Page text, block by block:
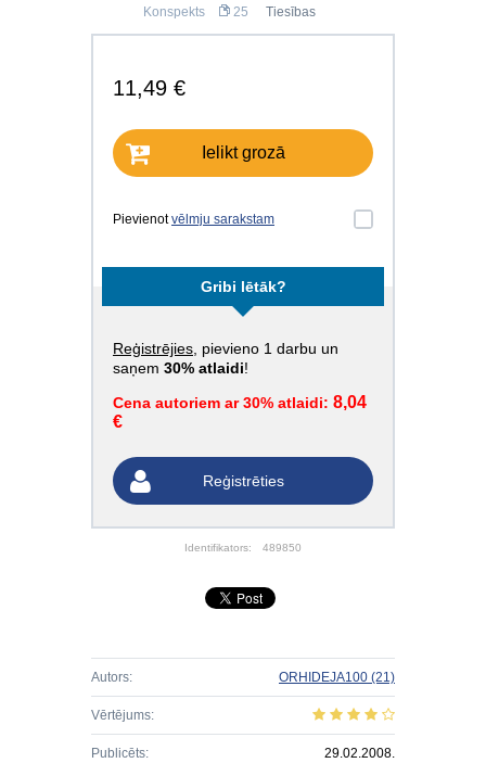
Konspekts 25 Tiesības
11,49 €
Ielikt grozā
Pievienotvēlmju sarakstam
Gribi lētāk?
Reģistrējies , pievieno 1 darbu un
saņem 30% atlaidi!
Cena autoriem ar 30% atlaidi: 8,04
€
Reģistrēties
Identifikators: 489850
Autors: ORHIDEJA100 (21)
Vērtējums:
Publicēts: 29.02.2008.